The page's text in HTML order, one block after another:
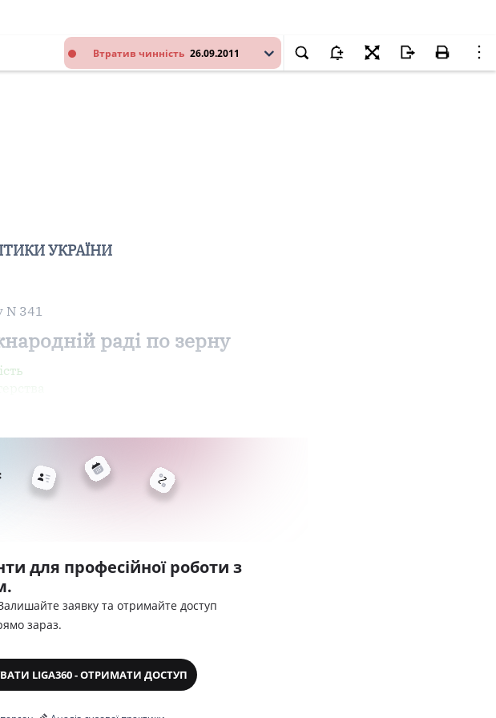
Втратив чинність 26.09.2011
УКРАЇНИ
N 341
раді по зерну
для професійної роботи з
заявку та отримайте доступ
зараз.
LIGA360 - ОТРИМАТИ ДОСТУП